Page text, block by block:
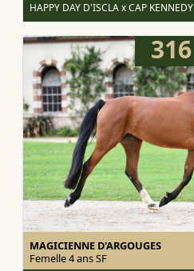
HAPPY DAY D'ISCLA x CAP KENNEDY
316
MAGICIENNE D'ARGOUGES
Femelle 4 ansSF